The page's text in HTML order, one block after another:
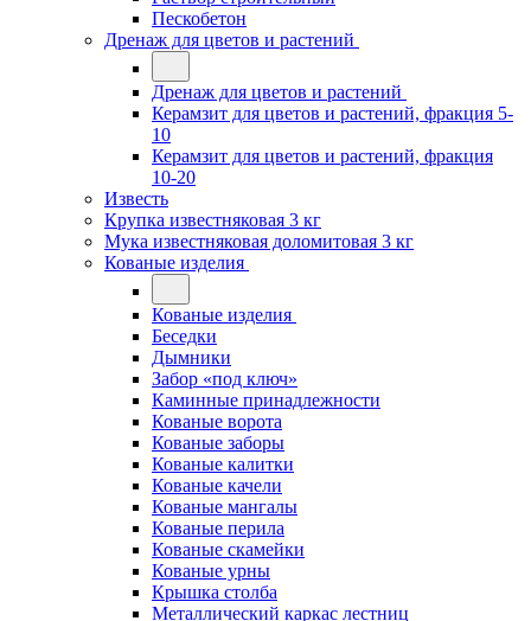
Пескобетон
Дренаж для цветов и растений
Дренаж для цветов и растений
Керамзит для цветов и растений, фракция 5-
10
Керамзит для цветов и растений, фракция
10-20
Известь
Крупка известняковая 3 кг
Мука известняковая доломитовая 3 кг
Кованые изделия
Кованые изделия
Беседки
Дымники
Забор «под ключ»
Каминные принадлежности
Кованые ворота
Кованые заборы
Кованые калитки
Кованые качели
Кованые мангалы
Кованые перила
Кованые скамейки
Кованые урны
Крышка столба
Металлический каркас лестниц